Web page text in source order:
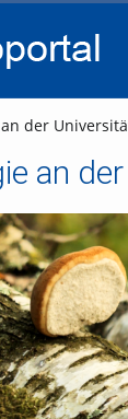
der